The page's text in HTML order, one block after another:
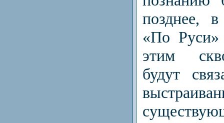
позднее,
«По
этим
будут